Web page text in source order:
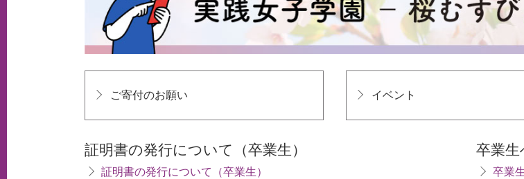
ご寄付のお願い イベント
証明書の発行について（卒業生）
証明書の発行について（卒業生）
卒業生
卒業